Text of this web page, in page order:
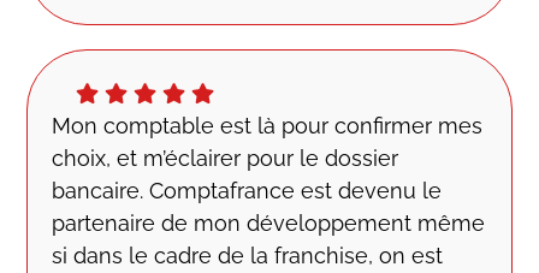
Mon comptable est là pour confirmer mes
choix, et m’éclairer pour le dossier
bancaire. Comptafrance est devenu le
partenaire de mon développement même
si dans le cadre de la franchise, on est